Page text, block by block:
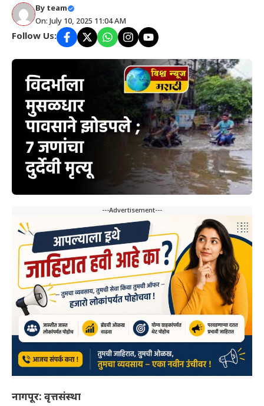
By team
On: July 10, 2025 11:04 AM
Follow Us:
---Advertisement---
नागपूर: वृत्तसंस्था